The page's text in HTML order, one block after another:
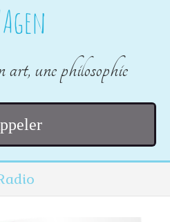
art, une philosophie